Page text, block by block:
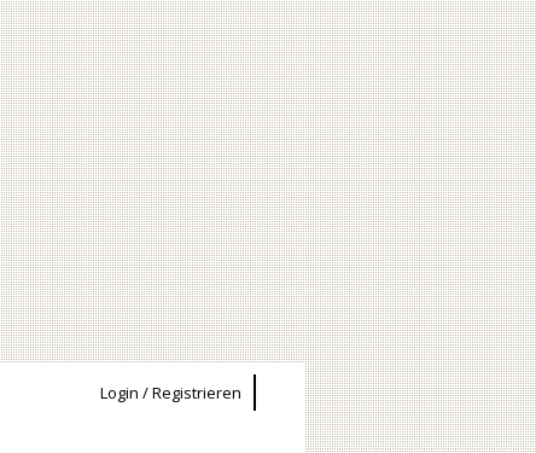
Login / Registrieren